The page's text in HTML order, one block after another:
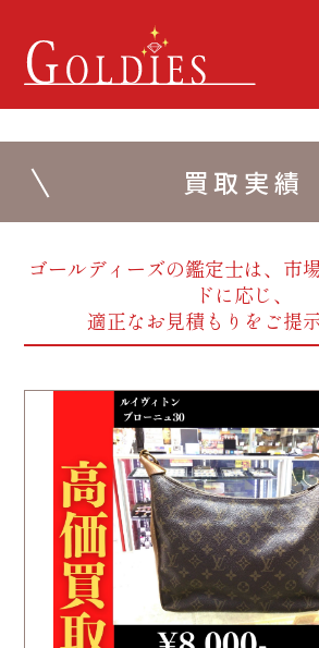
買取実績
ゴールディーズの鑑定士は、市
ドに応じ、
適正なお見積もりをご提示